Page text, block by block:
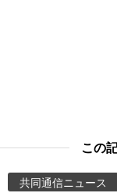
この
共同通信ニュース